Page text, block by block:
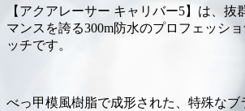
【アクアレーサー キャリバー5】は、抜
マンスを誇る300m防水のプロフェッシ
ッチです。
べっ甲模風樹脂で成形された、特殊なブ